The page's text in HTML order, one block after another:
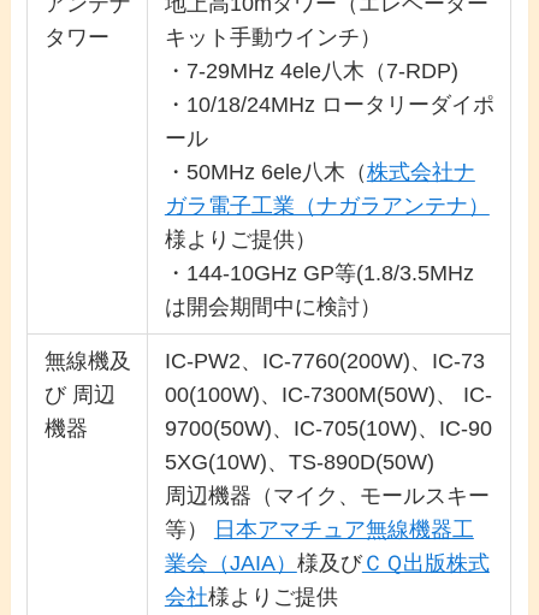
タワー
キット手動ウインチ）
・7-29MHz 4ele八木（7-RDP)
・10/18/24MHz ロータリーダイポ
ール
・50MHz 6ele八木（株式会社ナ
ガラ電子工業（ナガラアンテナ）
様よりご提供）
・144-10GHz GP等(1.8/3.5MHz
は開会期間中に検討）
無線機及
び 周辺
機器
IC-PW2、IC-7760(200W)、IC-73
00(100W)、IC-7300M(50W)、 IC-
9700(50W)、IC-705(10W)、IC-90
5XG(10W)、TS-890D(50W)
周辺機器（マイク、モールスキー
等）
日本アマチュア無線機器工
業会（JAIA） 様及びＣＱ出版株式
会社様よりご提供